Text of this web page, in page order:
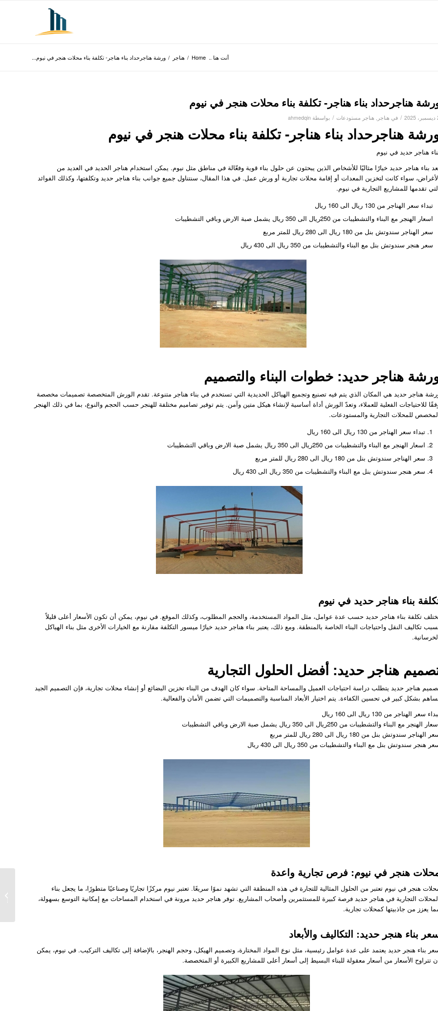
أنت هنا .. Home
/ هناجر / ورشة هناجرحداد بناء هناجر- تكلفة بناء محلات هنجر في نيوم...
هناجرحداد بناء هناجر- تكلفة بناء محلات هنجر في نيوم
/ في هناجر , هناجر مستودعات / بواسطة ahmedqin
هناجرحداد بناء هناجر- تكلفة بناء محلات هنجر في نيوم
هناجر حديد في نيوم
بناء هناجر حديد خيارًا مثاليًا للأشخاص الذين يبحثون عن حلول بناء قوية وفعّالة في مناطق مثل نيوم. يمكن استخدام هناجر الحديد في العديد من
سواء كانت لتخزين المعدات أو إقامة محلات تجارية أو ورش عمل. في هذا المقال، سنتناول جميع جوانب بناء هناجر حديد وتكلفتها، وكذلك الفوائد
تقدمها للمشاريع التجارية في نيوم.
تبداء سعر الهناجر من 130 ريال الى 160 ريال
اسعار الهنجر مع البناء والتشطيبات من 250ريال الى 350 ريال يشمل صبة الارض وباقي التشطيبات
سعر الهناجر سندوتش بنل من 180 ريال الى 280 ريال للمتر مربع
سعر هنجر سندوتش بنل مع البناء والتشطيبات من 350 ريال الى 430 ريال
هناجر حديد: خطوات البناء والتصميم
هناجر حديد هي المكان الذي يتم فيه تصنيع وتجميع الهياكل الحديدية التي تستخدم في بناء هناجر متنوعة. تقدم الورش المتخصصة تصميمات مخصصة
للاحتياجات الفعلية للعملاء، وتعدّ الورش أداة أساسية لإنشاء هيكل متين وآمن. يتم توفير تصاميم مختلفة للهنجر حسب الحجم والنوع، بما في ذلك الهنجر
للمحلات التجارية والمستودعات.
تبداء سعر الهناجر من 130 ريال الى 160 ريال
اسعار الهنجر مع البناء والتشطيبات من 250ريال الى 350 ريال يشمل صبة الارض وباقي التشطيبات
سعر الهناجر سندوتش بنل من 180 ريال الى 280 ريال للمتر مربع
سعر هنجر سندوتش بنل مع البناء والتشطيبات من 350 ريال الى 430 ريال
بناء هناجر حديد في نيوم
تكلفة بناء هناجر حديد حسب عدة عوامل، مثل المواد المستخدمة، والحجم المطلوب، وكذلك الموقع. في نيوم، يمكن أن تكون الأسعار أعلى قليلاً
تكاليف النقل واحتياجات البناء الخاصة بالمنطقة. ومع ذلك، يعتبر بناء هناجر حديد خيارًا ميسور التكلفة مقارنة مع الخيارات الأخرى مثل بناء الهياكل
هناجر حديد: أفضل الحلول التجارية
هناجر حديد يتطلب دراسة احتياجات العميل والمساحة المتاحة. سواء كان الهدف من البناء تخزين البضائع أو إنشاء محلات تجارية، فإن التصميم الجيد
بشكل كبير في تحسين الكفاءة. يتم اختيار الأبعاد المناسبة والتصميمات التي تضمن الأمان والفعالية.
سعر الهناجر من 130 ريال الى 160 ريال
الهنجر مع البناء والتشطيبات من 250ريال الى 350 ريال يشمل صبة الارض وباقي التشطيبات
الهناجر سندوتش بنل من 180 ريال الى 280 ريال للمتر مربع
هنجر سندوتش بنل مع البناء والتشطيبات من 350 ريال الى 430 ريال
هنجر في نيوم: فرص تجارية واعدة
هنجر في نيوم تعتبر من الحلول المثالية للتجارة في هذه المنطقة التي تشهد نموًا سريعًا. تعتبر نيوم مركزًا تجاريًا وصناعيًا متطورًا، ما يجعل بناء
التجارية في هناجر حديد فرصة كبيرة للمستثمرين وأصحاب المشاريع. توفر هناجر حديد مرونة في استخدام المساحات مع إمكانية التوسع بسهولة،
يعزز من جاذبيتها كمحلات تجارية.
بناء هنجر حديد: التكاليف والأبعاد
بناء هنجر حديد يعتمد على عدة عوامل رئيسية، مثل نوع المواد المختارة، وتصميم الهيكل، وحجم الهنجر، بالإضافة إلى تكاليف التركيب. في نيوم، يمكن
تتراوح الأسعار من أسعار معقولة للبناء البسيط إلى أسعار أعلى للمشاريع الكبيرة أو المتخصصة.